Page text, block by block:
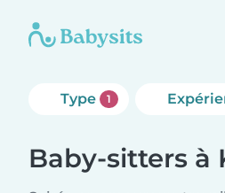
Type 1
Baby-sitters à